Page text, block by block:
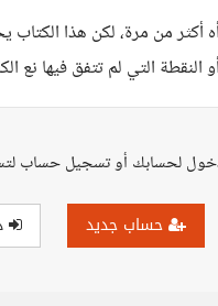
أكثر من مرة، لكن هذا
التي لم تتفق فيها نع
لحسابك أو تسجيل حساب
حساب جديد